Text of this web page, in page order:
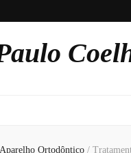
Aparelho Ortodôntico /